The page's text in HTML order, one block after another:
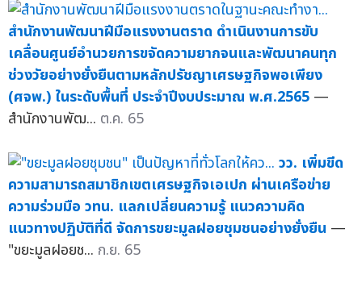
สำนักงานพัฒนาฝีมือแรงงานตราด ดำเนินงานการขับ
เคลื่อนศูนย์อำนวยการขจัดความยากจนและพัฒนาคนทุก
ช่วงวัยอย่างยั่งยืนตามหลักปรัชญาเศรษฐกิจพอเพียง
(ศจพ.) ในระดับพื้นที่ ประจำปีงบประมาณ พ.ศ.2565 —
สำนักงานพัฒ... ต.ค. 65
วว. เพิ่มขีด
ความสามารถสมาชิกเขตเศรษฐกิจเอเปก ผ่านเครือข่าย
ความร่วมมือ วทน. แลกเปลี่ยนความรู้ แนวความคิด
แนวทางปฏิบัติที่ดี จัดการขยะมูลฝอยชุมชนอย่างยั่งยืน —
"ขยะมูลฝอยช... ก.ย. 65